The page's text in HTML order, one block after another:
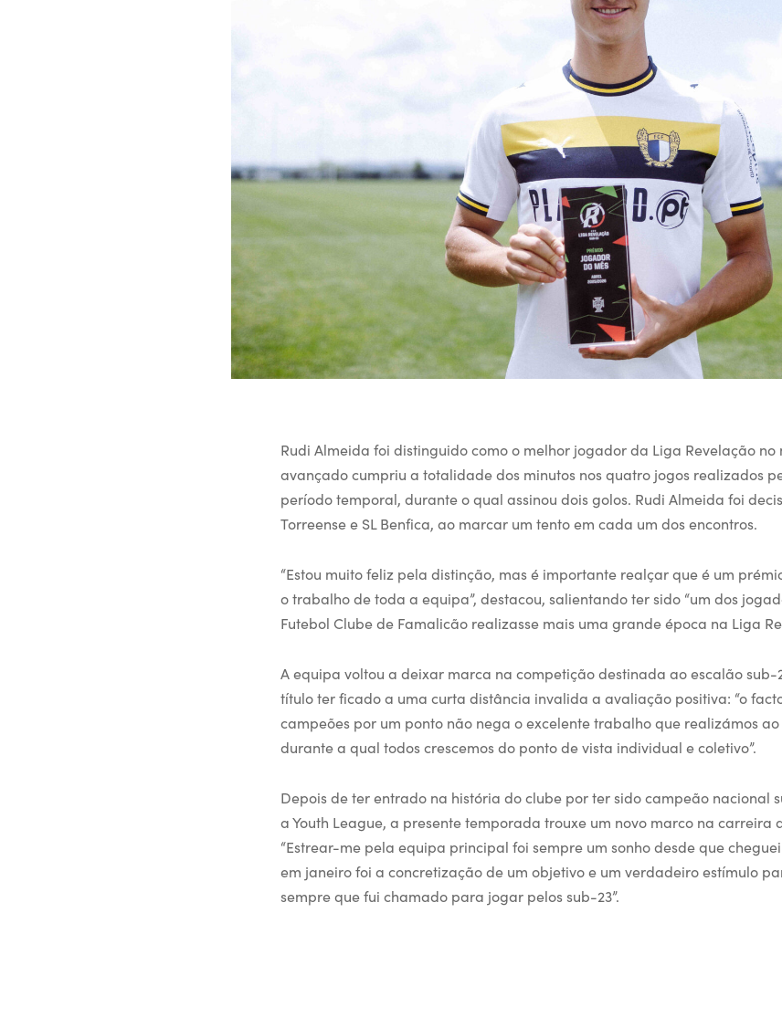
Rudi Almeida foi distinguido como o melhor jogador da Liga Revelação no
avançado cumpriu a totalidade dos minutos nos quatro jogos realizados
período temporal, durante o qual assinou dois golos. Rudi Almeida foi
Torreense e SL Benfica, ao marcar um tento em cada um dos encontros.
“Estou muito feliz pela distinção, mas é importante realçar que é um
o trabalho de toda a equipa”, destacou, salientando ter sido “um dos
Futebol Clube de Famalicão realizasse mais uma grande época na Liga
A equipa voltou a deixar marca na competição destinada ao escalão sub-
título ter ficado a uma curta distância invalida a avaliação positiva: “o
campeões por um ponto não nega o excelente trabalho que realizámos
durante a qual todos crescemos do ponto de vista individual e coletivo”.
Depois de ter entrado na história do clube por ter sido campeão nacional
a Youth League, a presente temporada trouxe um novo marco na carreira
“Estrear-me pela equipa principal foi sempre um sonho desde que
em janeiro foi a concretização de um objetivo e um verdadeiro estímulo
sempre que fui chamado para jogar pelos sub-23”.